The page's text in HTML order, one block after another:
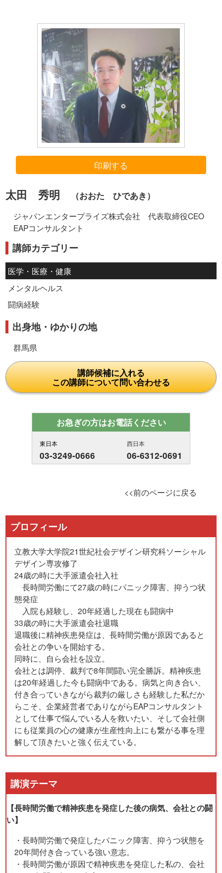
印刷する
太田 秀明 （おおた ひであき）
ジャパンエンタープライズ株式会社 代表取締役CEO
EAPコンサルタント
講師カテゴリー
医学・医療・健康
メンタルヘルス
闘病経験
出身地・ゆかりの地
群馬県
講師候補に入れる
この講師について問い合わせる
お急ぎの方はお電話ください
東日本
03-3249-0666
西日本
06-6312-0691
<<前のページに戻る
プロフィール
立教大学大学院21世紀社会デザイン研究科ソーシャル
デザイン専攻修了
24歳の時に大手派遣会社入社
長時間労働にて27歳の時にパニック障害、抑うつ状
態発症
入院も経験し、20年経過した現在も闘病中
33歳の時に大手派遣会社退職
退職後に精神疾患発症は、長時間労働が原因であると
会社との争いを開始する。
同時に、自ら会社を設立。
会社とは調停、裁判で8年間闘い完全勝訴。精神疾患
は20年経過した今も闘病中である。病気と向き合い、
付き合っていきながら裁判の厳しさも経験した私だか
らこそ、企業経営者でありながらEAPコンサルタント
として仕事で悩んでいる人を救いたい、そして会社側
にも従業員の心の健康が生産性向上にも繋がる事を理
解して頂きたいと強く伝えている。
講演テーマ
【長時間労働で精神疾患を発症した後の病気、会社との闘
い】
・長時間労働で発症したパニック障害、抑うつ状態を
20年間付き合っている強い意志。
・長時間労働が原因で精神疾患を発症した私の、会社